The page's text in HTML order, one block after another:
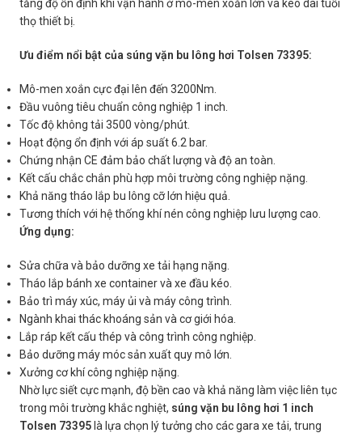
tăng độ ổn định khi vận hành ở mô-men xoắn lớn và kéo dài tuổi
thọ thiết bị.
Ưu điểm nổi bật của súng vặn bu lông hơi Tolsen 73395:
Mô-men xoắn cực đại lên đến 3200Nm.
Đầu vuông tiêu chuẩn công nghiệp 1 inch.
Tốc độ không tải 3500 vòng/phút.
Hoạt động ổn định với áp suất 6.2 bar.
Chứng nhận CE đảm bảo chất lượng và độ an toàn.
Kết cấu chắc chắn phù hợp môi trường công nghiệp nặng.
Khả năng tháo lắp bu lông cỡ lớn hiệu quả.
Tương thích với hệ thống khí nén công nghiệp lưu lượng cao.
Ứng dụng:
Sửa chữa và bảo dưỡng xe tải hạng nặng.
Tháo lắp bánh xe container và xe đầu kéo.
Bảo trì máy xúc, máy ủi và máy công trình.
Ngành khai thác khoáng sản và cơ giới hóa.
Lắp ráp kết cấu thép và công trình công nghiệp.
Bảo dưỡng máy móc sản xuất quy mô lớn.
Xưởng cơ khí công nghiệp nặng.
Nhờ lực siết cực mạnh, độ bền cao và khả năng làm việc liên tục
trong môi trường khắc nghiệt, súng vặn bu lông hơi 1 inch
Tolsen 73395 là lựa chọn lý tưởng cho các gara xe tải, trung